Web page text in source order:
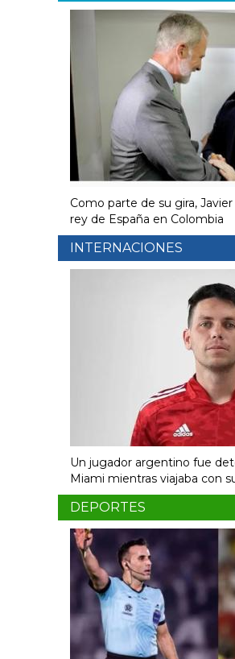
Como parte de su gira,
rey de España en Colombia
INTERNACIONES
Un jugador argentino fue
Miami mientras viajaba con
DEPORTES